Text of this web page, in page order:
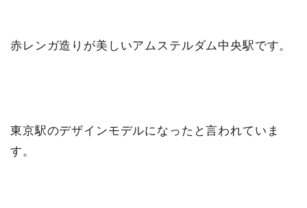
赤レンガ造りが美しいアムステルダム中央駅です。
東京駅のデザインモデルになったと言われていま
す。